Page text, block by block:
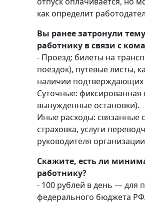
как определит
Вы ранее затронули
работнику в связи с
- Проезд: билеты на
поездок), путевые листы,
наличии подтверждающих
Суточные: фиксированная
вынужденные остановки).
Иные расходы: связанные
страховка, услуги
руководителя
Скажите, есть ли
работнику?
- 100 рублей в день — для
федерального бюджета